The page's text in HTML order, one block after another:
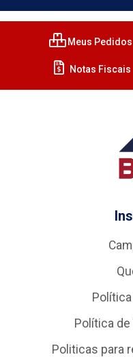
Meus Pedidos
Notas Fiscais
Política
Politicas para